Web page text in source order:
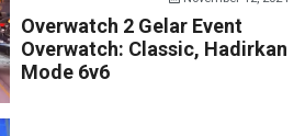
Overwatch 2 Gelar Event
Overwatch: Classic, Hadirkan
Mode 6v6